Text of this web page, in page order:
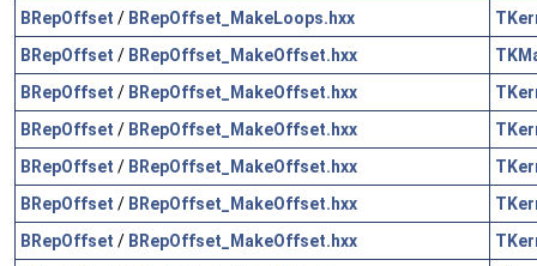
BRepOffset / BRepOffset_MakeLoops.hxx
BRepOffset / BRepOffset_MakeOffset.hxx
BRepOffset / BRepOffset_MakeOffset.hxx
BRepOffset / BRepOffset_MakeOffset.hxx
BRepOffset / BRepOffset_MakeOffset.hxx
BRepOffset / BRepOffset_MakeOffset.hxx
BRepOffset / BRepOffset_MakeOffset.hxx